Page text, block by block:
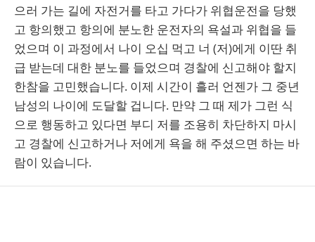
으러 가는 길에 자전거를 타고 가다가 위협운전을 당했
고 항의했고 항의에 분노한 운전자의 욕설과 위협을 들
었으며 이 과정에서 나이 오십 먹고 너 (저)에게 이딴 취
급 받는데 대한 분노를 들었으며 경찰에 신고해야 할지
한참을 고민했습니다. 이제 시간이 흘러 언젠가 그 중년
남성의 나이에 도달할 겁니다. 만약 그 때 제가 그런 식
으로 행동하고 있다면 부디 저를 조용히 차단하지 마시
고 경찰에 신고하거나 저에게 욕을 해 주셨으면 하는 바
람이 있습니다.